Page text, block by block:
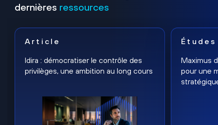
dernières ressources
Article
Idira : démocratiser le contrôle des
privilèges, une ambition au long cours
Études
Maximus
pour une